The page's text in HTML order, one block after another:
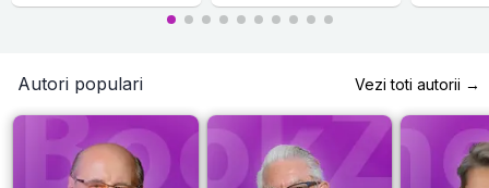
Autori populari Vezi toti autorii →